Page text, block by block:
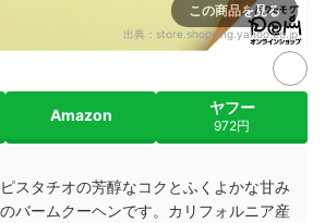
この商品を見る
出典： store.shopping.yahoo.co.jp
Amazon ヤフー
972円
スタチオの芳醇なコクとふくよかな甘み
バームクーヘンです。カリフォルニア産